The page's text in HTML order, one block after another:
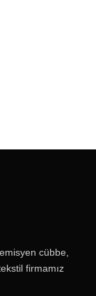
cübbe,
firmamız